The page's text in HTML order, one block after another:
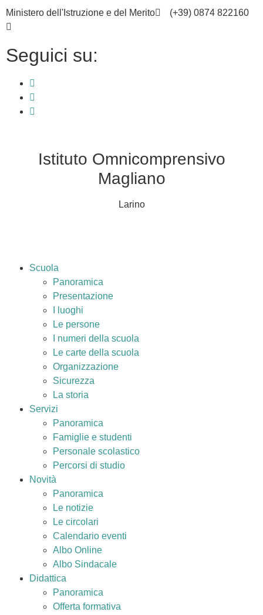
contenuto
Ministero dell'Istruzione e del Merito
(+39) 0874 822160
Seguici su:
Istituto Omnicomprensivo
Magliano
Larino
Scuola
Panoramica
Presentazione
I luoghi
Le persone
I numeri della scuola
Le carte della scuola
Organizzazione
Sicurezza
La storia
Servizi
Panoramica
Famiglie e studenti
Personale scolastico
Percorsi di studio
Novità
Panoramica
Le notizie
Le circolari
Calendario eventi
Albo Online
Albo Sindacale
Didattica
Panoramica
Offerta formativa